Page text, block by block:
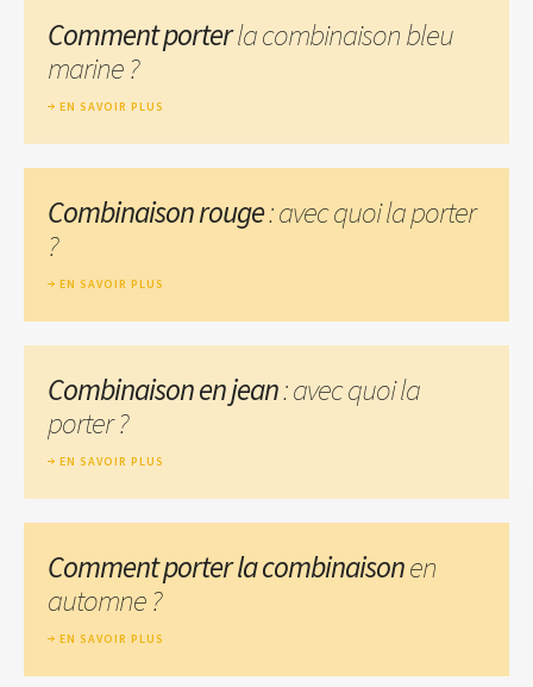
Comment porterla combinaison bleu
marine ?
EN SAVOIR PLUS
Combinaison rouge: avec quoi la porter
?
EN SAVOIR PLUS
Combinaison en jean: avec quoi la
porter ?
EN SAVOIR PLUS
Comment porter la combinaisonen
automne ?
EN SAVOIR PLUS